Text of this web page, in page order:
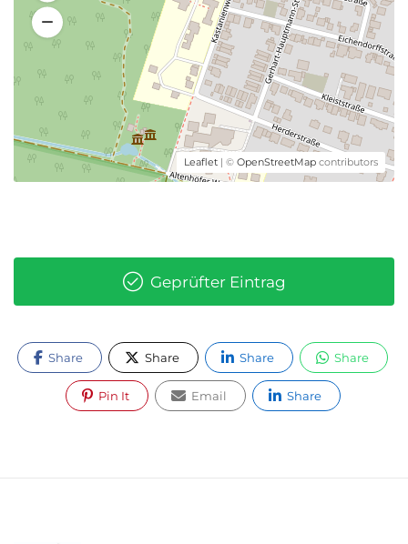
Leaflet | © OpenStreetMap contributors
Geprüfter Eintrag
Share Share Share Share
Pin It Email Share